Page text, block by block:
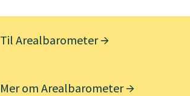
Til Arealbarometer
Mer om Arealbarometer